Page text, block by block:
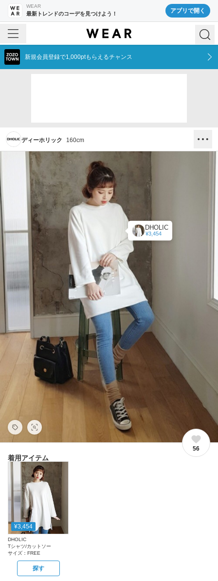
WEAR
最新トレンドのコーデを見つけよう！ アプリで開く
新規会員登録で1,000ptもらえるチャンス
ディーホリック 160cm
DHOLIC
¥3,454
56
着用アイテム
¥3,454
DHOLIC
Tシャツ/カットソー
サイズ： FREE
探す